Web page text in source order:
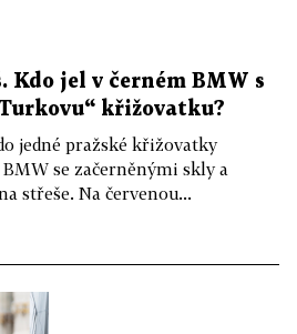
Kdo jel v černém BMW s
křižovatku?
jedné pražské křižovatky
se začerněnými skly a
střeše. Na červenou...